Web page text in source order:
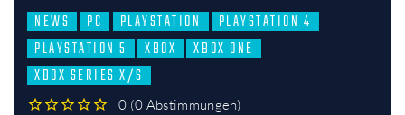
NEWS PC PLAYSTATION
PLAYSTATION 4
PLAYSTATION 5
XBOX
XBOX ONE
XBOX SERIES X/S
0 (0 Abstimmungen)